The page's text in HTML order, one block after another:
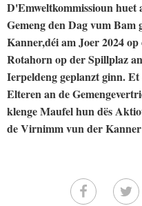
D'Emweltkommissioun huet
Gemeng den Dag vum
Kanner,déi am Joer 2024 op
Rotahorn op der Spillplaz
Ierpeldeng geplanzt ginn.
Elteren an de
klenge Maufel hun dës
de Virnimm vun der